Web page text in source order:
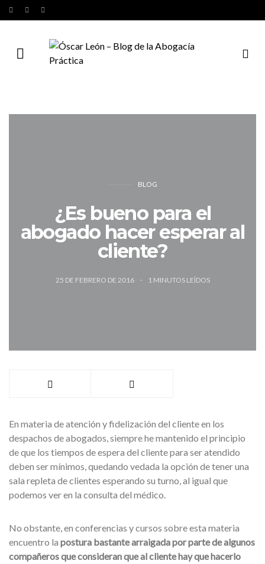
BLOG
¿Es bueno para el
abogado hacer esperar al
cliente?
25 DE FEBRERO DE 2016 1 MINUTOS LEÍDOS
En materia de atención y fidelización del cliente en los
despachos de abogados, siempre he mantenido el principio
de que los tiempos de espera del cliente para ser atendido
deben ser mínimos, quedando vedada la opción de tener una
sala repleta de clientes esperando su turno, al igual que
podemos ver en la consulta del médico.
No obstante, en conferencias y cursos sobre esta materia
encuentro la postura bastante arraigada por parte de algunos
compañeros que consideran que al cliente hay que hacerlo